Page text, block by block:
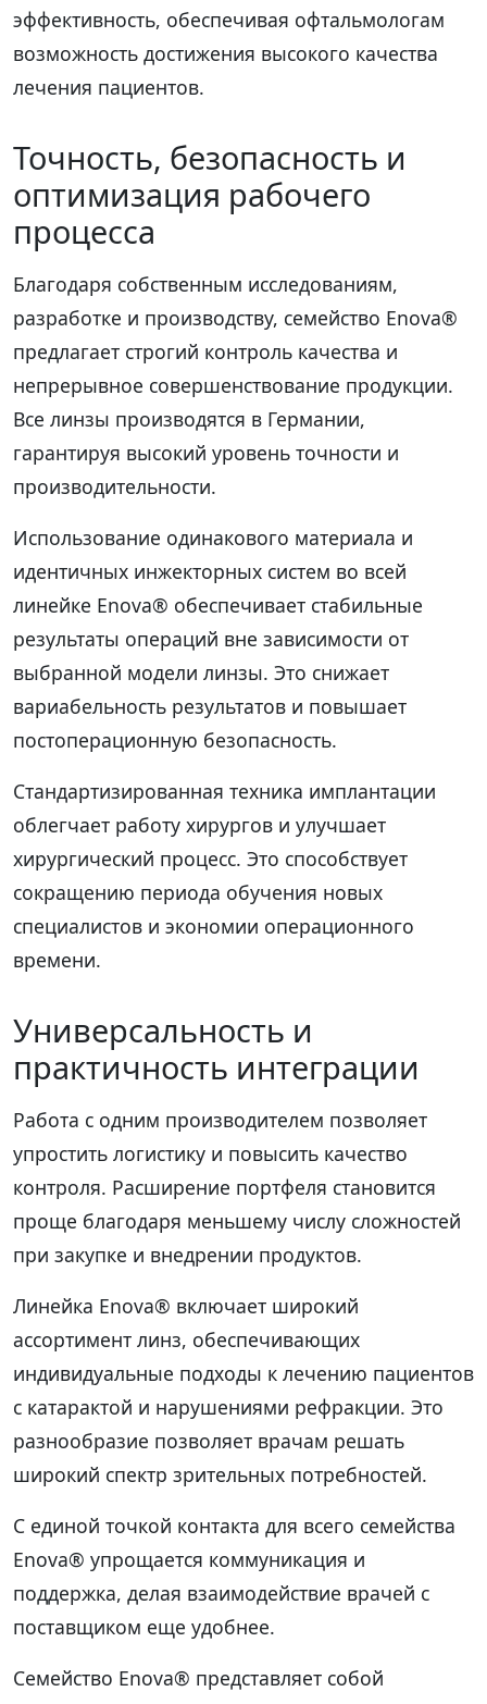
эффективность, обеспечивая офтальмологам
возможность достижения высокого качества
лечения пациентов.
Точность, безопасность и
оптимизация рабочего
процесса
Благодаря собственным исследованиям,
разработке и производству, семейство Enova®
предлагает строгий контроль качества и
непрерывное совершенствование продукции.
Все линзы производятся в Германии,
гарантируя высокий уровень точности и
производительности.
Использование одинакового материала и
идентичных инжекторных систем во всей
линейке Enova® обеспечивает стабильные
результаты операций вне зависимости от
выбранной модели линзы. Это снижает
вариабельность результатов и повышает
постоперационную безопасность.
Стандартизированная техника имплантации
облегчает работу хирургов и улучшает
хирургический процесс. Это способствует
сокращению периода обучения новых
специалистов и экономии операционного
времени.
Универсальность и
практичность интеграции
Работа с одним производителем позволяет
упростить логистику и повысить качество
контроля. Расширение портфеля становится
проще благодаря меньшему числу сложностей
при закупке и внедрении продуктов.
Линейка Enova® включает широкий
ассортимент линз, обеспечивающих
индивидуальные подходы к лечению пациентов
с катарактой и нарушениями рефракции. Это
разнообразие позволяет врачам решать
широкий спектр зрительных потребностей.
С единой точкой контакта для всего семейства
Enova® упрощается коммуникация и
поддержка, делая взаимодействие врачей с
поставщиком еще удобнее.
Семейство Enova® представляет собой